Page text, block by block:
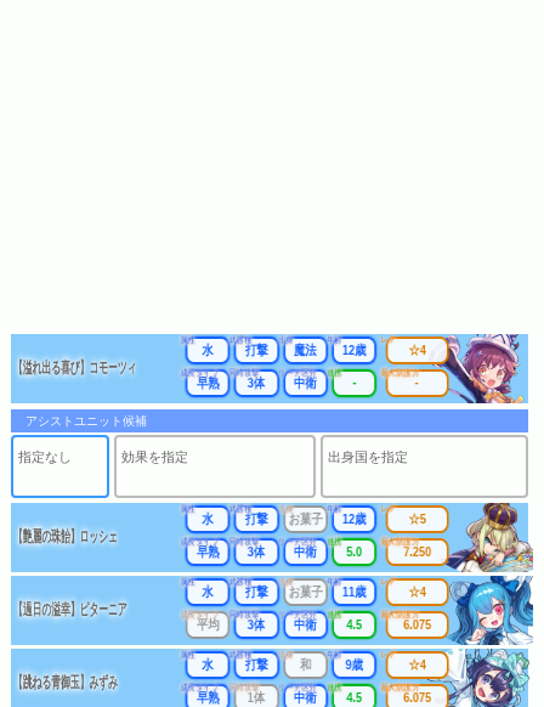
【溢れ出る喜び】コモーツィ
属性
水
武器種
打撃
出身
魔法
年齢
12歳
成長タイプ
早熟
同時攻撃
3体
リーチ区分
中衛
連携
-
レア
☆4
最大防護力
-
アシストユニット候補
指定なし 効果を指定 出身国を指定
【艶麗の珠飴】ロッシェ
属性
水
武器種
打撃
出身
お菓子
年齢
12歳
成長タイプ
早熟
同時攻撃
3体
リーチ区分
中衛
連携
5.0
レア
☆5
最大防護力
7.250
【過日の溢幸】ピターニア
属性
水
武器種
打撃
出身
お菓子
年齢
11歳
成長タイプ
平均
同時攻撃
3体
リーチ区分
中衛
連携
4.5
レア
☆4
最大防護力
6.075
【跳ねる青御玉】みずみ
属性
水
武器種
打撃
出身
和
年齢
9歳
成長タイプ
早熟
同時攻撃
1体
リーチ区分
中衛
連携
4.5
レア
☆4
最大防護力
6.075